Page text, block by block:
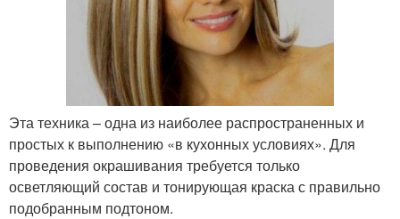
Эта техника – одна из наиболее распространенных и
простых к выполнению «в кухонных условиях». Для
проведения окрашивания требуется только
осветляющий состав и тонирующая краска с правильно
подобранным подтоном.